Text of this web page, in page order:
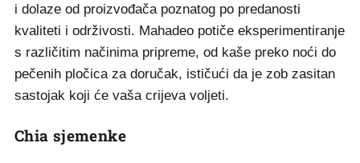
i dolaze od proizvođača poznatog po predanosti
kvaliteti i održivosti. Mahadeo potiče eksperimentiranje
s različitim načinima pripreme, od kaše preko noći do
pečenih pločica za doručak, ističući da je zob zasitan
sastojak koji će vaša crijeva voljeti.
Chia sjemenke